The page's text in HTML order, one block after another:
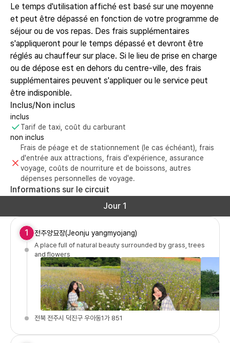
Le temps d'utilisation affiché est basé sur une moyenne
et peut être dépassé en fonction de votre programme de
séjour ou de vos repas. Des frais supplémentaires
s'appliqueront pour le temps dépassé et devront être
réglés au chauffeur sur place. Si le lieu de prise en charge
ou de dépose est en dehors du centre-ville, des frais
supplémentaires peuvent s'appliquer ou le service peut
être indisponible.
Inclus/Non inclus
inclus
Tarif de taxi, coût du carburant
non inclus
Frais de péage et de stationnement (le cas échéant), frais
d'entrée aux attractions, frais d'expérience, assurance
voyage, coûts de nourriture et de boissons, autres
dépenses personnelles de voyage.
Informations sur le circuit
Jour 1
1 전주양묘장(Jeonju yangmyojang)
A place full of natural beauty surrounded by grass, trees
and flowers
전북 전주시 덕진구 우아동1가 851